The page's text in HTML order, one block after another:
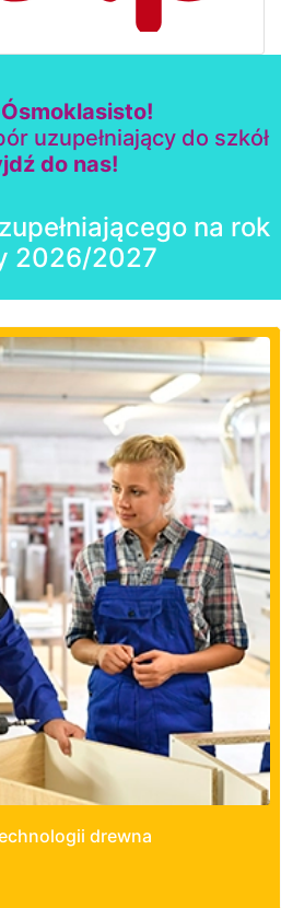
uzupełniający do szkół
do nas!
na rok
2026/2027
drewna